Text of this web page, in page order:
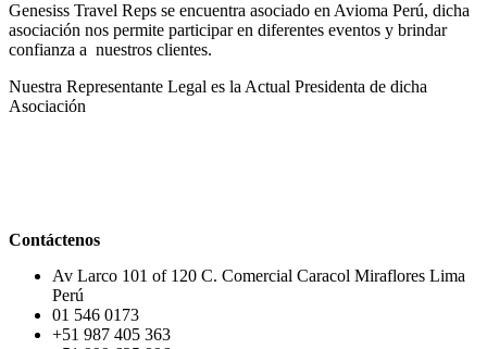
Genesiss Travel Reps se encuentra asociado en Avioma Perú, dicha
asociación nos permite participar en diferentes eventos y brindar
confianza a nuestros clientes.
Nuestra Representante Legal es la Actual Presidenta de dicha
Asociación
Contáctenos
Av Larco 101 of 120 C. Comercial Caracol Miraflores Lima
Perú
01 546 0173
+51 987 405 363